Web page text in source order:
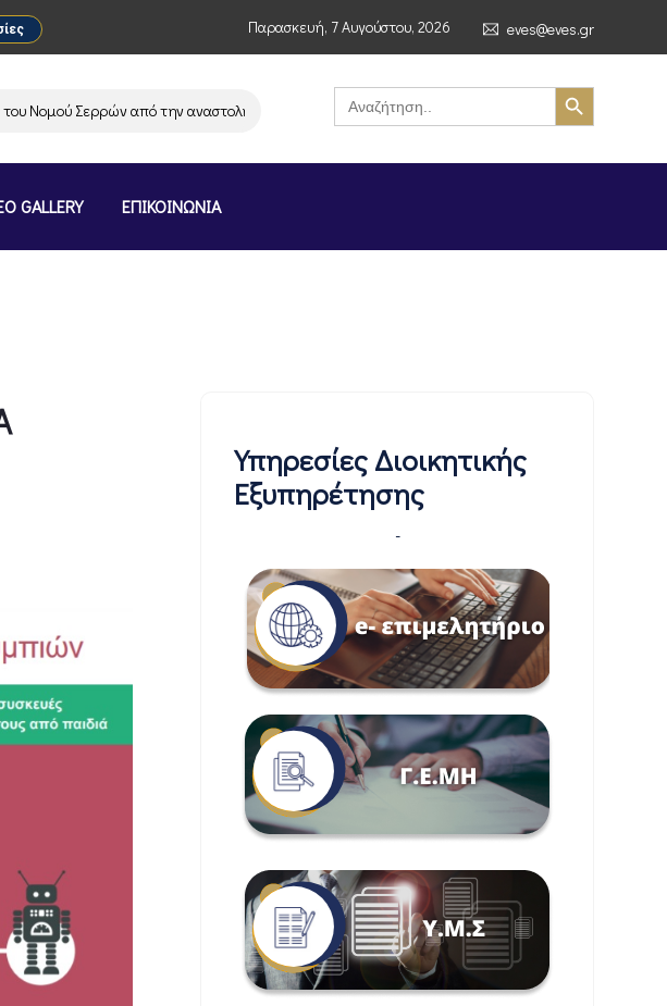
Παρασκευή, 7 Αυγούστου, 2026 eves@eves.gr
Σερρών από την αναστολή λειτουργίας της αλυσίδας σούπερ μάρκετ MERE στην Ελλάδα –
Search
for:
Search Button
GALLERY ΕΠΙΚΟΙΝΩΝΙΑ
Υπηρεσίες Διοικητικής
Εξυπηρέτησης
-